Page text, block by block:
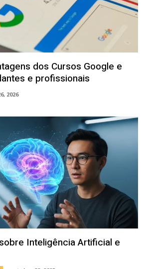
dos Cursos Google e
e profissionais
2026
Inteligência Artificial e